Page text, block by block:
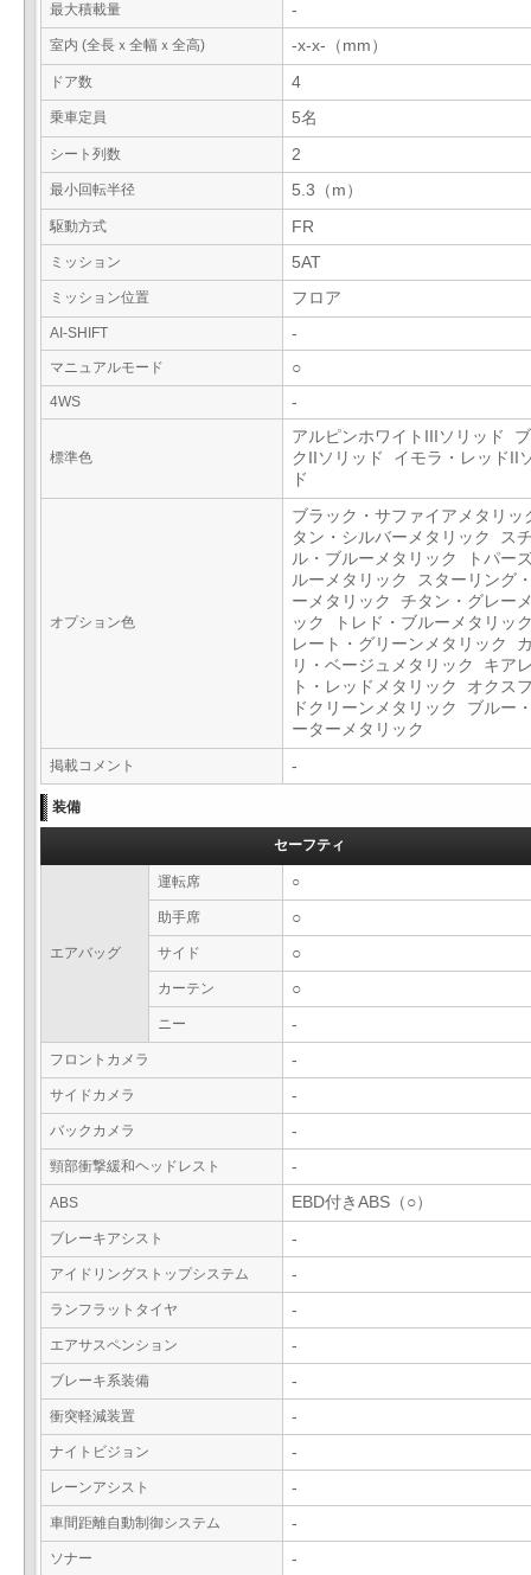
最大積載量 -
室内 (全長ｘ全幅ｘ全高) -x-x-（mm）
ドア数 4
乗車定員 5名
シート列数 2
最小回転半径 5.3（m）
駆動方式 FR
ミッション 5AT
ミッション位置 フロア
AI-SHIFT -
マニュアルモード ○
4WS -
標準色
アルピンホワイトIIIソリッド
クIIソリッド イモラ・レッドII
ド
オプション色
ブラック・サファイアメタリ
タン・シルバーメタリック ス
ル・ブルーメタリック トパー
ルーメタリック スターリング
ーメタリック チタン・グレー
ック トレド・ブルーメタリッ
レート・グリーンメタリック
リ・ベージュメタリック キア
ト・レッドメタリック オクス
ドクリーンメタリック ブルー
ーターメタリック
掲載コメント -
装備
セーフティ
エアバッグ
運転席 ○
助手席 ○
サイド ○
カーテン ○
ニー -
フロントカメラ -
サイドカメラ -
バックカメラ -
頸部衝撃緩和ヘッドレスト -
ABS EBD付きABS（○）
ブレーキアシスト -
アイドリングストップシステム -
ランフラットタイヤ -
エアサスペンション -
ブレーキ系装備 -
衝突軽減装置 -
ナイトビジョン -
レーンアシスト -
車間距離自動制御システム -
ソナー -